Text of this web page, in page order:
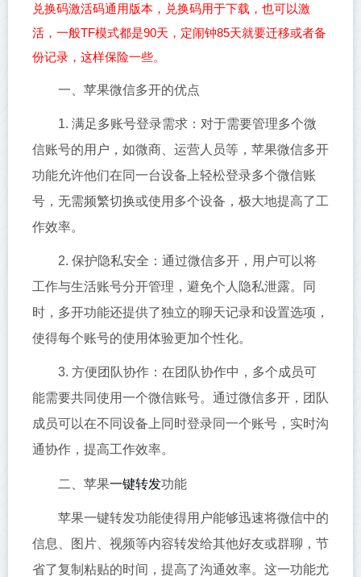
兑换码激活码通用版本，兑换码用于下载，也可以激
活，一般TF模式都是90天，定闹钟85天就要迁移或者备
份记录，这样保险一些。
一、苹果微信多开的优点
1. 满足多账号登录需求：对于需要管理多个微
信账号的用户，如微商、运营人员等，苹果微信多开
功能允许他们在同一台设备上轻松登录多个微信账
号，无需频繁切换或使用多个设备，极大地提高了工
作效率。
2. 保护隐私安全：通过微信多开，用户可以将
工作与生活账号分开管理，避免个人隐私泄露。同
时，多开功能还提供了独立的聊天记录和设置选项，
使得每个账号的使用体验更加个性化。
3. 方便团队协作：在团队协作中，多个成员可
能需要共同使用一个微信账号。通过微信多开，团队
成员可以在不同设备上同时登录同一个账号，实时沟
通协作，提高工作效率。
二、苹果一键转发功能
苹果一键转发功能使得用户能够迅速将微信中的
信息、图片、视频等内容转发给其他好友或群聊，节
省了复制粘贴的时间，提高了沟通效率。这一功能尤